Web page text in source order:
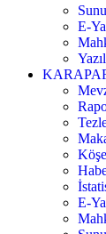
E-
E-